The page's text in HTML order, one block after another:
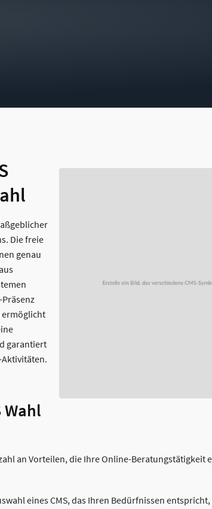
Die freie
genau
ermöglicht
garantiert
Wahl
an Vorteilen, die Ihre Online-Beratungstätigkeit
eines CMS, das Ihren Bedürfnissen